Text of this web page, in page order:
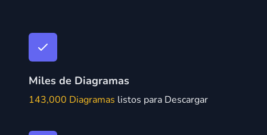
Miles de Diagramas
143,000 Diagramas listos para Descargar